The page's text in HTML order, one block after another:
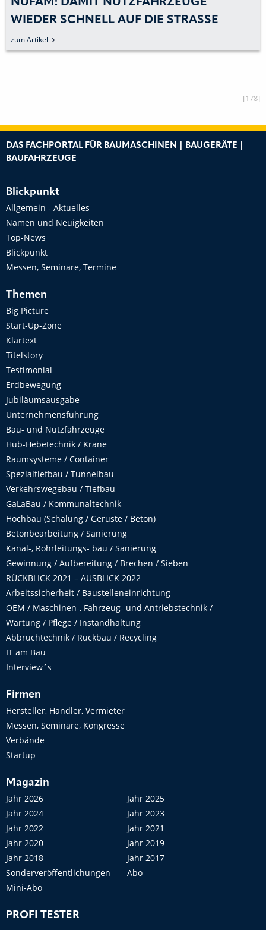
NUFAM: DAMIT NUTZFAHRZEUGE
WIEDER SCHNELL AUF DIE STRASSE K
OMMEN
zum Artikel
[178]
DAS FACHPORTAL FÜR BAUMASCHINEN | BAUGERÄTE |
BAUFAHRZEUGE
Blickpunkt
Allgemein - Aktuelles
Namen und Neuigkeiten
Top-News
Blickpunkt
Messen, Seminare, Termine
Themen
Big Picture
Start-Up-Zone
Klartext
Titelstory
Testimonial
Erdbewegung
Jubiläumsausgabe
Unternehmensführung
Bau- und Nutzfahrzeuge
Hub-Hebetechnik / Krane
Raumsysteme / Container
Spezialtiefbau / Tunnelbau
Verkehrswegebau / Tiefbau
GaLaBau / Kommunaltechnik
Hochbau (Schalung / Gerüste / Beton)
Betonbearbeitung / Sanierung
Kanal-, Rohrleitungs- bau / Sanierung
Gewinnung / Aufbereitung / Brechen / Sieben
RÜCKBLICK 2021 – AUSBLICK 2022
Arbeitssicherheit / Baustelleneinrichtung
OEM / Maschinen-, Fahrzeug- und Antriebstechnik /
Wartung / Pflege / Instandhaltung
Abbruchtechnik / Rückbau / Recycling
IT am Bau
Interview´s
Firmen
Hersteller, Händler, Vermieter
Messen, Seminare, Kongresse
Verbände
Startup
Magazin
Jahr 2026
Jahr 2025
Jahr 2024
Jahr 2023
Jahr 2022
Jahr 2021
Jahr 2020
Jahr 2019
Jahr 2018
Jahr 2017
Sonderveröffentlichungen
Abo
Mini-Abo
PROFI TESTER